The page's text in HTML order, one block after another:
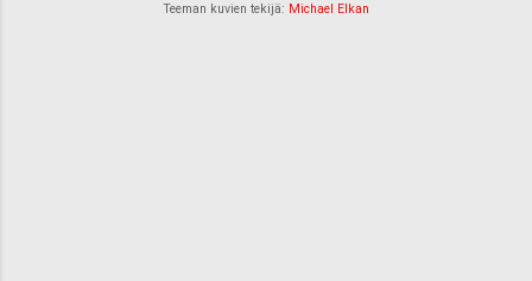
Teeman kuvien tekijä: Michael Elkan